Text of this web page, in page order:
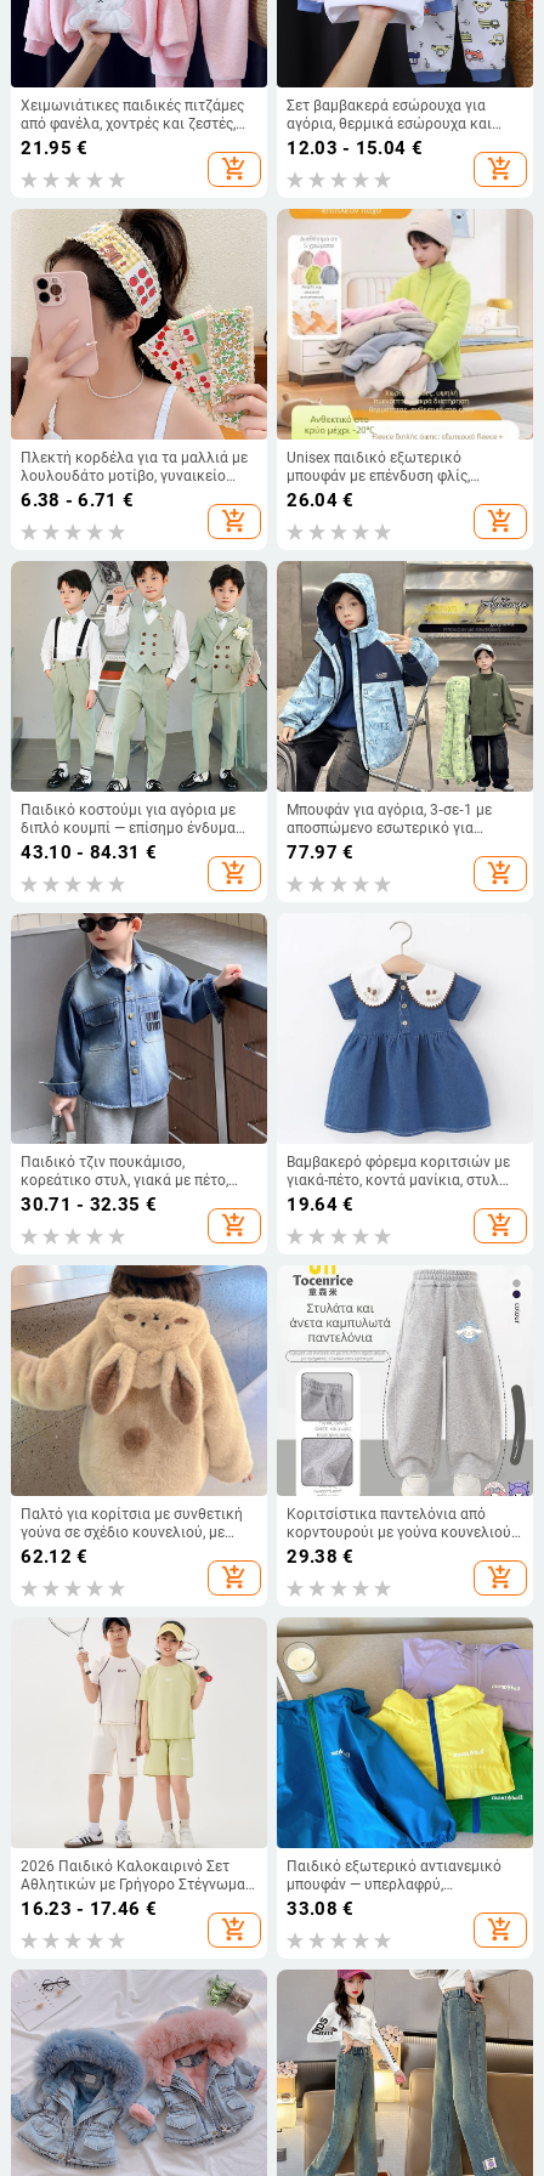
Χειμωνιάτικες παιδικές πιτζάμες
από φανέλα, χοντρές και ζεστές,
σετ ρούχων για κορίτσια με
χαρακτήρες κινουμένων σχεδίων
για μεσαία και μεγάλα παιδιά
21.95 €
add_shopping_cart
Σετ βαμβακερά εσώρουχα για
αγόρια, θερμικά εσώρουχα και
παντελόνια, ζεστά ρούχα σπιτιού
για κορίτσια, παιδικά ρούχα
φθινόπωρο-χειμώνα, παιδικά
12.03 - 15.04 €
add_shopping_cart
Πλεκτή κορδέλα για τα μαλλιά με
λουλουδάτο μοτίβο, γυναικείο
στυλ, πρωτότυπος σχεδιασμός,
άνοιξη 2025
6.38 - 6.71 €
add_shopping_cart
Unisex παιδικό εξωτερικό
μπουφάν με επένδυση φλίς,
διαπνέεται, διατηρεί τη θερμότητα,
ανθεκτικό πολυεστέρας
26.04€
add_shopping_cart
Παιδικό κοστούμι για αγόρια με
διπλό κουμπί — επίσημο ένδυμα
για εμφανίσεις πιάνου και
43.10 - 84.31 €
add_shopping_cart
Μπουφάν για αγόρια, 3‑σε‑1 με
αποσπώμενο εσωτερικό για
χειμώνα και φθινόπωρο, UV
ανθεκτικό, ανθεκτικό στον άνεμο,
ύφασμα από ακεταί ίνα
77.97 €
add_shopping_cart
Παιδικό τζιν πουκάμισο,
κορεάτικο στυλ, γιακά με πέτο,
μακριά μανίκια, μονόχρωμο
30.71 - 32.35 €
add_shopping_cart
Βαμβακερό φόρεμα κοριτσιών με
γιακά-πέτο, κοντά μανίκια, στυλ
πριγκίπισσας, 80–120 cm, 1–3
19.64€
add_shopping_cart
Παλτό για κορίτσια με συνθετική
γούνα σε σχέδιο κουνελιού, με
φλις φόδρα, παχύ και ζεστό για τον
62.12 €
add_shopping_cart
Κοριτσίστικα παντελόνια από
κορντουρούι με γούνα κουνελιού,
θεμα My Melody & Kuromi,
κορεατικό στυλ, Άνοιξη 2025 –
ηλικίες 3–8.
29.38 €
add_shopping_cart
2026 Παιδικό Καλοκαιρινό Σετ
Αθλητικών με Γρήγορο Στέγνωμα
— Unisex Μπλούζα με Κοντά
Αναπνεύσιμο για Μπάντμιντον και
16.23 - 17.46 €
add_shopping_cart
Παιδικό εξωτερικό αντιανεμικό
μπουφάν — υπερλαφρύ,
πολυεστέρας, ηλικίες 3–8 ετών,
33.08 €
add_shopping_cart